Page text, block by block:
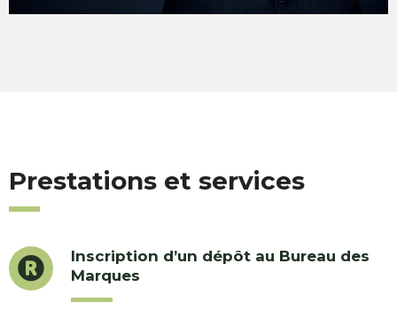
Prestations et services
Inscription d’un dépôt au Bureau des
Marques